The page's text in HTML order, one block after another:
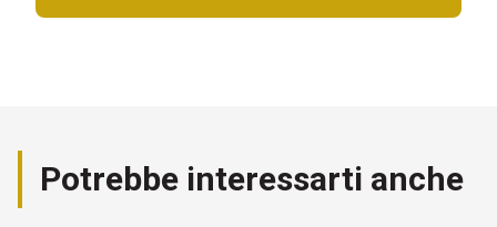
Potrebbe interessarti anche